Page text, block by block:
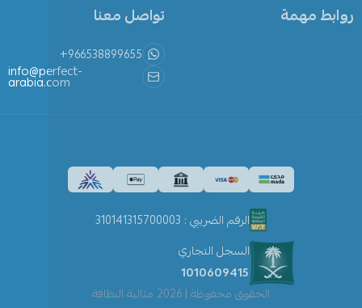
روابط مهمة تواصل معنا
+966538899655
info@perfect-
arabia.com
الحقوق محفوظة | 2026 مثالية النظافة
السجل التجاري
1010609415
الرقم الضريبي : 310141315700003